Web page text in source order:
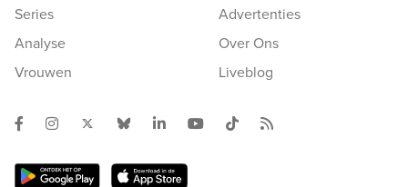
Series
Analyse
Vrouwen
Advertenties
Over Ons
Liveblog